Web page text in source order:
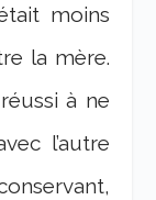
moins
la mère.
à ne
l’autre